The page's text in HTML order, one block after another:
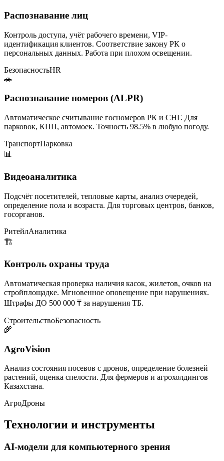
Распознавание лиц
Контроль доступа, учёт рабочего времени, VIP-
идентификация клиентов. Соответствие закону РК о
персональных данных. Работа при плохом освещении.
БезопасностьHR
🚗
Распознавание номеров (ALPR)
Автоматическое считывание госномеров РК и СНГ. Для
парковок, КПП, автомоек. Точность 98.5% в любую погоду.
ТранспортПарковка
📊
Видеоаналитика
Подсчёт посетителей, тепловые карты, анализ очередей,
определение пола и возраста. Для торговых центров, банков,
госорганов.
РитейлАналитика
🏗️
Контроль охраны труда
Автоматическая проверка наличия касок, жилетов, очков на
стройплощадке. Мгновенное оповещение при нарушениях.
Штрафы ДО 500 000 ₸ за нарушения ТБ.
СтроительствоБезопасность
🌾
AgroVision
Анализ состояния посевов с дронов, определение болезней
растений, оценка спелости. Для фермеров и агрохолдингов
Казахстана.
АгроДроны
Технологии и инструменты
AI-модели для компьютерного зрения